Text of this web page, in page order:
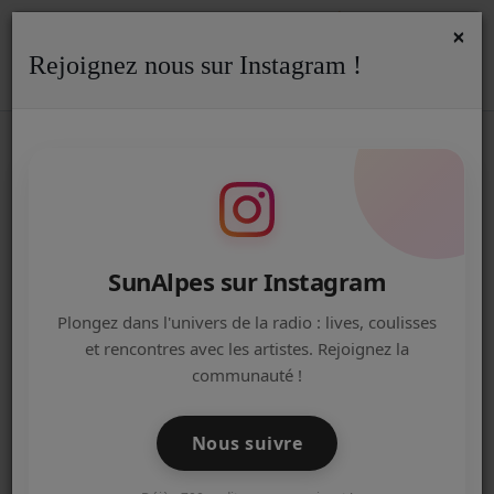
ACTUALITÉS DE LA RADIO
EQUIPE
ARTISTES
NOS PARTENAIRES
TRACES DE L'HISTOIRE
×
Rejoignez nous sur Instagram !
SunAlpes sur Instagram
Plongez dans l'univers de la radio : lives, coulisses
et rencontres avec les artistes. Rejoignez la
communauté !
Nous suivre